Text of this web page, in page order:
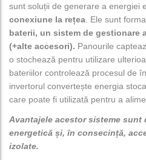
sunt soluții de generare a energiei
conexiune la rețea . Ele sunt
baterii, un sistem de gestionare
(+alte accesori). Panourile
o stochează pentru utilizare
bateriilor controlează procesul de
invertorul convertește energia
care poate fi utilizată pentru a
Avantajele acestor sisteme
energetică și, în consecință,
izolate.